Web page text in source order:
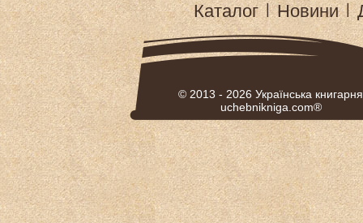
Каталог | Новини |
© 2013 - 2026 Українська книгарня
uchebnikniga.com®